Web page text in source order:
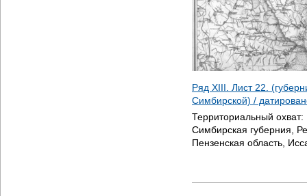
Ряд XIII. Лист 22.
Симбирской) /
Территориальный охват:
Симбирская губерния,
Пензенская область,